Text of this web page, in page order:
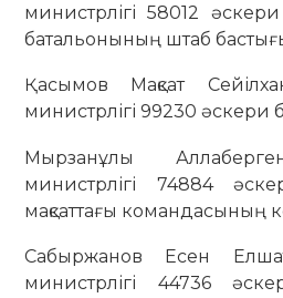
министрлігі 58012
батальонының штаб
Қасымов Мақсат
министрлігі 99230 әскери
Мырзанұлы
министрлігі 74884
мақсаттағы командасының
Сабыржанов Есен
министрлігі 44736